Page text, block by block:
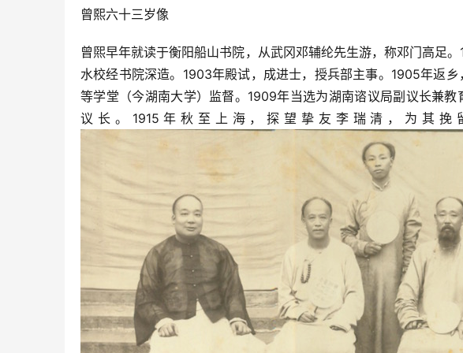
曾熙六十三岁像
曾煕早年就读于衡阳船山书院，从武冈邓辅纶先生游，称邓门高足
水校经书院深造。1903年殿试，成进士，授兵部主事。1905年返
等学堂（今湖南大学）监督。1909年当选为湖南谘议局副议长兼
议长。1915年秋至上海，探望挚友李瑞清，为其挽